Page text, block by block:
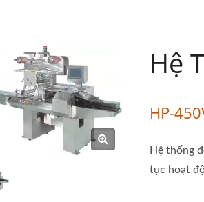
Hệ
HP-
Hệ thống
tục hoạt